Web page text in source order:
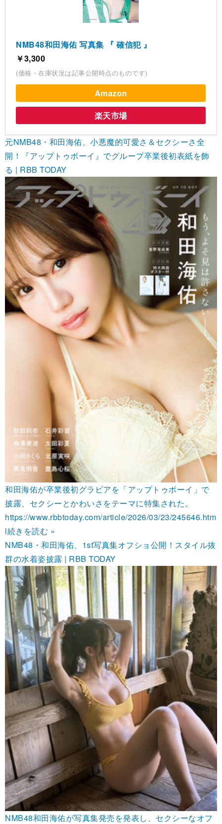
NMB48和田海佑 写真集 『 確信犯 』
￥3,300
(価格・在庫状況は記事公開時点のものです)
Amazon
楽天市場
元NMB48・和田海佑、小悪魔的可愛さ＆セクシーさ全
開！『アップトゥボーイ』でグループ卒業後初表紙を飾
る | RBB TODAY
和田海佑が卒業後初グラビアを「アップトゥボーイ」で
披露、セクシーとかわいさをテーマに特集された。
https://www.rbbtoday.com/article/2026/03/23/245646.htm
l続きを読む »
NMB48・和田海佑、1st写真集オフショ公開！スタイル抜
群の水着姿披露 | RBB TODAY
NMB48和田海佑が写真集発売を発表し、セクシーなオフ